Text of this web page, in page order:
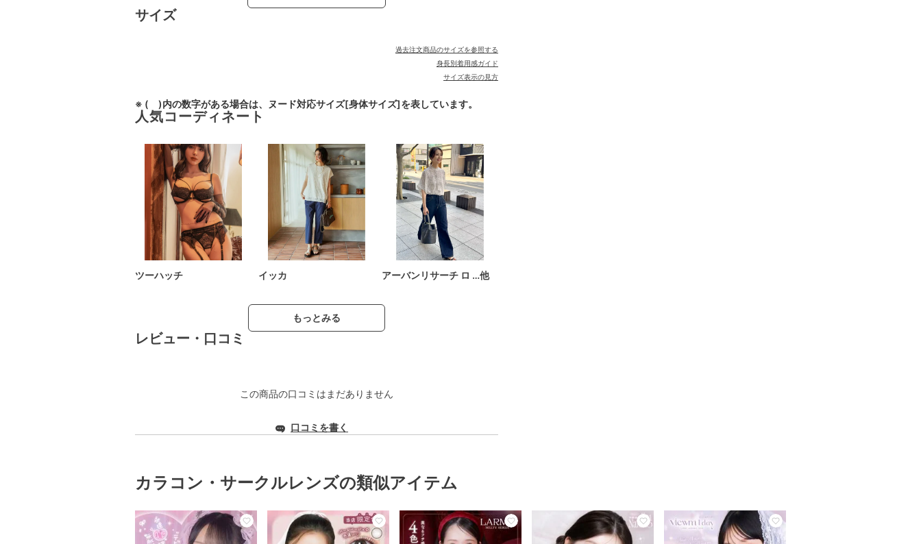
サイズ
過去注文商品のサイズを参照する
身長別着用感ガイド
サイズ表示の見方
※ ( )内の数字がある場合は、ヌード対応サイズ[身体サイズ]を表しています。
人気コーディネート
ツーハッチ イッカ アーバンリサーチ ロ …他
もっとみる
レビュー・口コミ
この商品の口コミはまだありません
口コミを書く
カラコン・サークルレンズの類似アイテム